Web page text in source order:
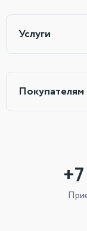
Услуги
Покупателям